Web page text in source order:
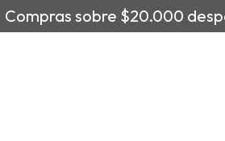
Compras sobre $20.000